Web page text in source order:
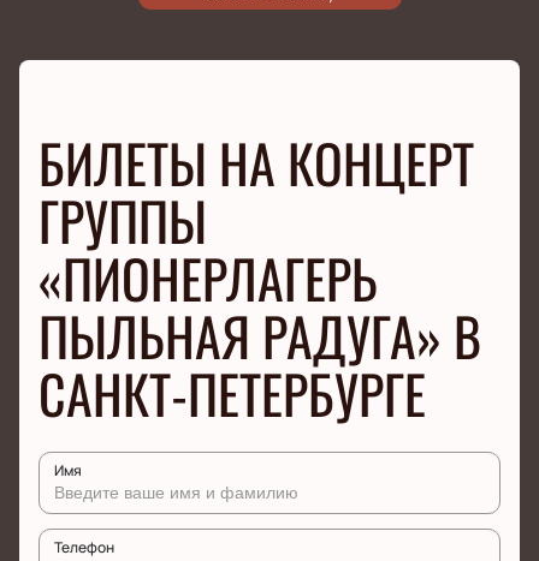
БИЛЕТЫ НА КОНЦЕРТ
ГРУППЫ
«ПИОНЕРЛАГЕРЬ
ПЫЛЬНАЯ РАДУГА» В
САНКТ-ПЕТЕРБУРГЕ
Имя
Телефон